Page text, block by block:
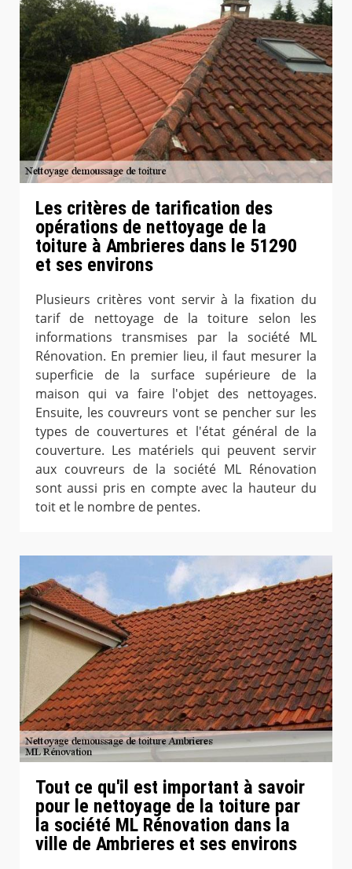
Les critères de tarification des
opérations de nettoyage de la
toiture à Ambrieres dans le 51290
et ses environs
Plusieurs critères vont servir à la fixation du
tarif de nettoyage de la toiture selon les
informations transmises par la société ML
Rénovation. En premier lieu, il faut mesurer la
superficie de la surface supérieure de la
maison qui va faire l'objet des nettoyages.
Ensuite, les couvreurs vont se pencher sur les
types de couvertures et l'état général de la
couverture. Les matériels qui peuvent servir
aux couvreurs de la société ML Rénovation
sont aussi pris en compte avec la hauteur du
toit et le nombre de pentes.
Tout ce qu'il est important à savoir
pour le nettoyage de la toiture par
la société ML Rénovation dans la
ville de Ambrieres et ses environs